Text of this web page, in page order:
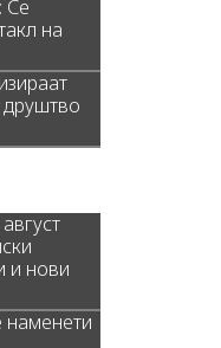
Се
на
друштво
и нови
наменети